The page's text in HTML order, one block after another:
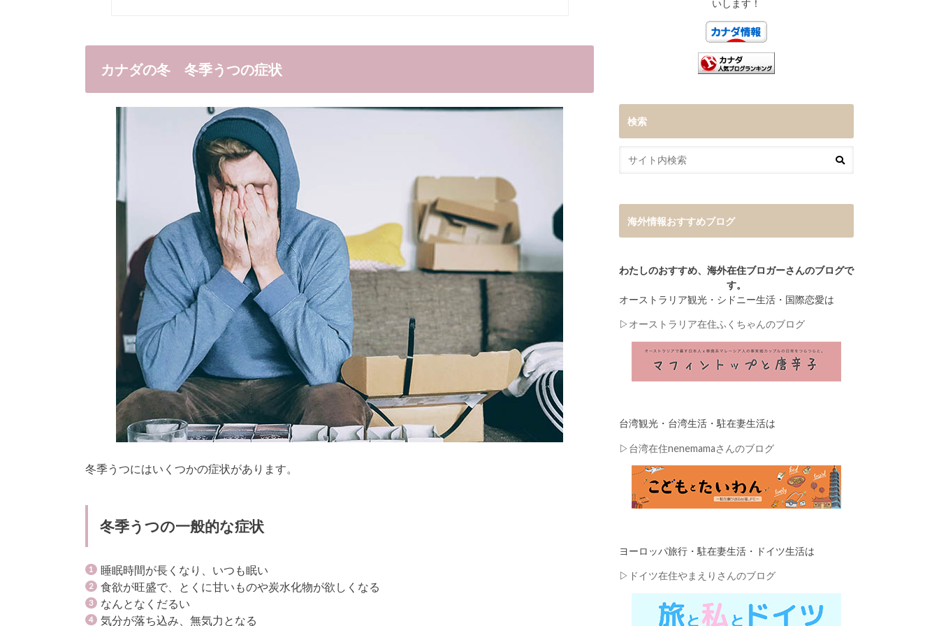
カナダの冬 冬季うつの症状
冬季うつにはいくつかの症状があります。
冬季うつの一般的な症状
睡眠時間が長くなり、いつも眠い
食欲が旺盛で、とくに甘いものや炭水化物が欲しくなる
なんとなくだるい
気分が落ち込み、無気力となる
いします！
検索
海外情報おすすめブログ
わたしのおすすめ、海外在住ブロガーさんのブログで
す。
オーストラリア観光・シドニー生活・国際恋愛は
▷ オーストラリア在住ふくちゃんのブログ
台湾観光・台湾生活・駐在妻生活は
▷ 台湾在住nenemamaさんのブログ
ヨーロッパ旅行・駐在妻生活・ドイツ生活は
▷ ドイツ在住やまえりさんのブログ